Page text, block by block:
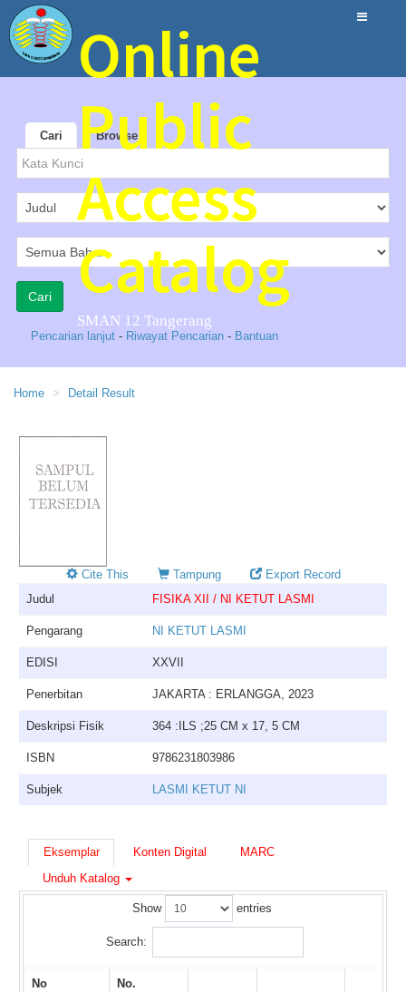
Online
Public
Access
Catalog
SMAN 12 Tangerang
Cari Browse
Pencarian lanjut - Riwayat Pencarian - Bantuan
Home Detail Result
Cite This Tampung
Export Record
Judul
FISIKA XII / NI KETUT LASMI
Pengarang NI KETUT LASMI
EDISI XXVII
Penerbitan JAKARTA : ERLANGGA, 2023
Deskripsi Fisik 364 :ILS ;25 CM x 17, 5 CM
ISBN 9786231803986
Subjek LASMI KETUT NI
Eksemplar Konten Digital
MARC
Unduh Katalog
Show entries
Search:
No
No.